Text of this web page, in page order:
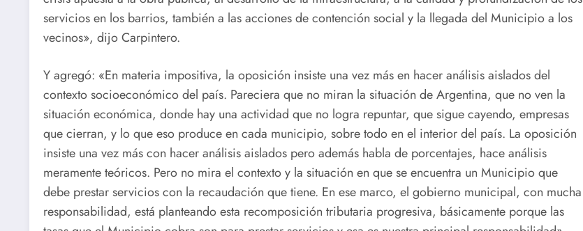
servicios en los barrios, también a las acciones de contención social y la llegada del Municipio a los
vecinos», dijo Carpintero.
Y agregó: «En materia impositiva, la oposición insiste una vez más en hacer análisis aislados del
contexto socioeconómico del país. Pareciera que no miran la situación de Argentina, que no ven la
situación económica, donde hay una actividad que no logra repuntar, que sigue cayendo, empresas
que cierran, y lo que eso produce en cada municipio, sobre todo en el interior del país. La oposición
insiste una vez más con hacer análisis aislados pero además habla de porcentajes, hace análisis
meramente teóricos. Pero no mira el contexto y la situación en que se encuentra un Municipio que
debe prestar servicios con la recaudación que tiene. En ese marco, el gobierno municipal, con mucha
responsabilidad, está planteando esta recomposición tributaria progresiva, básicamente porque las